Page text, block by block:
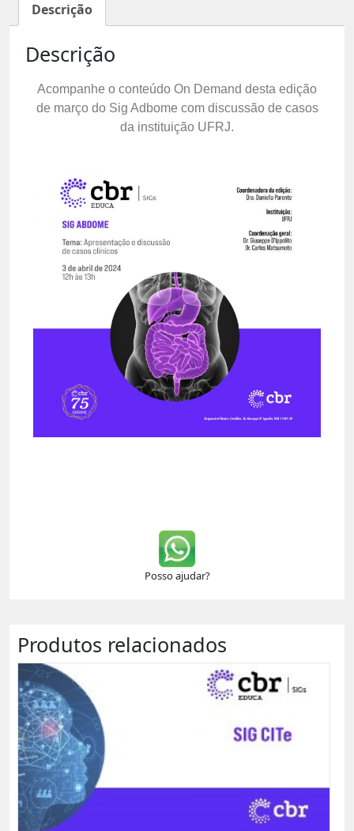
Descrição
Descrição
Acompanhe o conteúdo On Demand desta edição
de março do Sig Adbome com discussão de casos
da instituição UFRJ.
Posso ajudar?
Produtos relacionados